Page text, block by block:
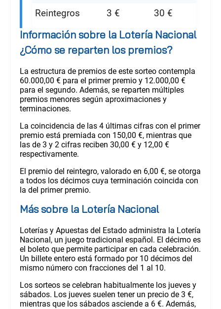
Reintegros 3 € 30 €
Información sobre la Lotería Nacional
¿Cómo se reparten los premios?
La estructura de premios de este sorteo contempla
60.000,00 € para el primer premio y 12.000,00 €
para el segundo. Además, se reparten múltiples
premios menores según aproximaciones y
terminaciones.
La coincidencia de las 4 últimas cifras con el primer
premio está premiada con 150,00 €, mientras que
las de 3 y 2 cifras reciben 30,00 € y 12,00 €
respectivamente.
El premio del reintegro, valorado en 6,00 €, se otorga
a todos los décimos cuya terminación coincida con
la del primer premio.
Más sobre la Lotería Nacional
Loterías y Apuestas del Estado administra la Lotería
Nacional, un juego tradicional español. El décimo es
el boleto que permite participar en cada celebración.
Un billete entero está formado por 10 décimos del
mismo número con fracciones del 1 al 10.
Los sorteos se celebran habitualmente los jueves y
sábados. Los jueves suelen tener un precio de 3 €,
mientras que los sábados asciende a 6 €. Además,